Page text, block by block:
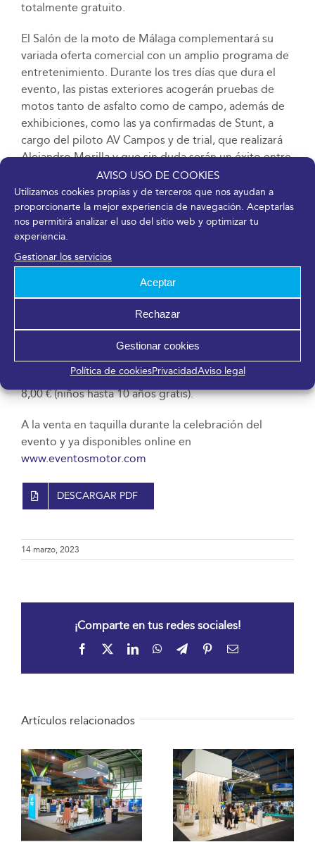
AVISO USO DE COOKIES
Utilizamos cookies propias y de terceros que nos ayudan a
proporcionarte la mejor experiencia de navegación. Aceptarlas
nos permitirá analizar el uso del sitio web y optimizar tu
experiencia.
Gestionar los servicios
Aceptar
Rechazar
Gestionar cookies
Política de cookiesPrivacidadAviso legal
totalmente gratuito.
El Salón de la moto de Málaga complementará su
variada oferta comercial con un amplio programa de
entretenimiento. Durante los tres días que dura el
evento, las pistas exteriores acogerán pruebas de
motos tanto de asfalto como de campo, además de
exhibiciones, como las ya confirmadas de Stunt, a
cargo del piloto AV Campos y de trial, que realizará
Alejandro Morilla y que sin duda serán un éxito entre
FECHAS:
Del 24 al 26 de marzo de 2023.
HORARIOS:
Viernes 24: de 16:00 a 20:00 h.
Sábado 25: de 11:00 a 20:00 h.
Domingo 26: de 11:00 a 20:00 h.
Entradas
8,00 € (niños hasta 10 años gratis).
A la venta en taquilla durante la celebración del
evento y ya disponibles online en
www.eventosmotor.com
DESCARGAR PDF
14 marzo, 2023
¡Comparte en tus redes sociales!
Facebook LinkedInWhatsApp
TelegramPinterestCorreo
Artículos relacionados